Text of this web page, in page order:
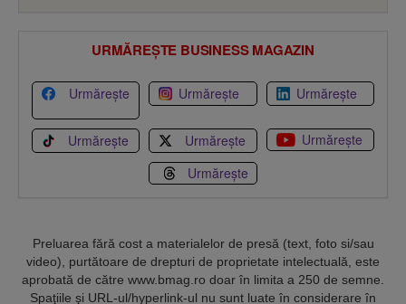
URMĂREȘTE BUSINESS MAGAZIN
Urmărește Urmărește Urmărește
Urmărește Urmărește
Urmărește
Urmărește
Preluarea fără cost a materialelor de presă (text, foto si/sau
video), purtătoare de drepturi de proprietate intelectuală, este
aprobată de către www.bmag.ro doar în limita a 250 de semne.
Spaţiile şi URL-ul/hyperlink-ul nu sunt luate în considerare în